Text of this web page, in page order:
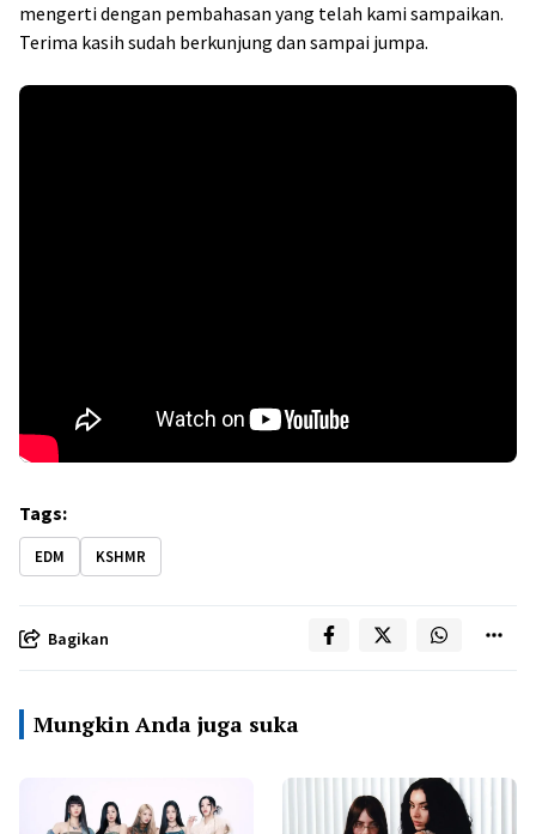
mengerti dengan pembahasan yang telah kami sampaikan.
Terima kasih sudah berkunjung dan sampai jumpa.
Tags:
EDM KSHMR
Bagikan
Mungkin Anda juga suka